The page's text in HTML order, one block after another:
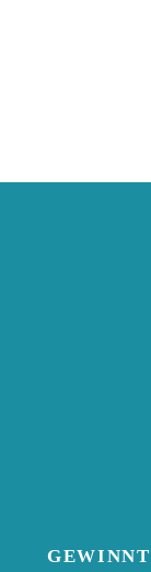
GEWINNT